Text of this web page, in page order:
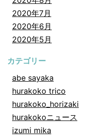
2020年7月
2020年6月
2020年5月
カテゴリー
abe sayaka
hurakoko trico
hurakoko_horizaki
hurakokoニュース
izumi mika